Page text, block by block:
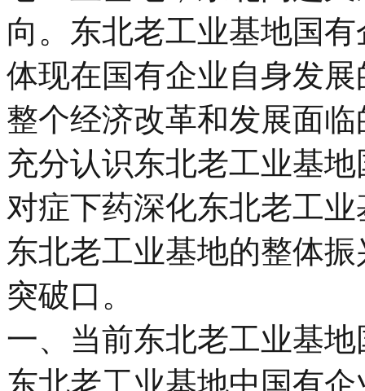
向。东北老工业基地国
体现在国有企业自身发
整个经济改革和发展面
充分认识东北老工业基
对症下药深化东北老工
东北老工业基地的整体
突破口。
一、当前东北老工业基
东北老工业基地中国有